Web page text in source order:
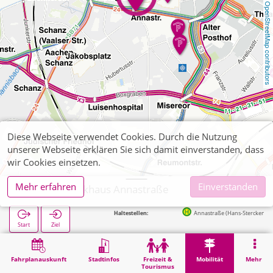
OpenStreetMap contributors
Fahrplanauskunft Stadtinfos
Freizeit &
Tourismus
Mobilität Mehr
Aachen, Parkhaus Annastraße
Start Ziel
Nächste Haltestellen: Annastraße (Hans-Stercken-Platz) in 75m
Mobilität Parkhäuser (sonstige) Aachen, Parkhaus Annastraße
Diese Webseite verwendet Cookies. Durch die Nutzung
unserer Webseite erklären Sie sich damit einverstanden, dass
wir Cookies einsetzen.
Mehr erfahren
Einverstanden